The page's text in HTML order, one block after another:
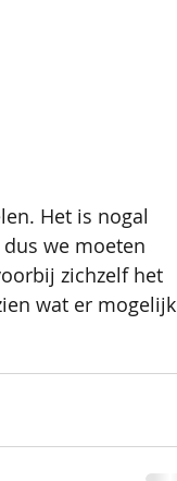
Het is nogal
we moeten
zichzelf het
wat er mogelijk